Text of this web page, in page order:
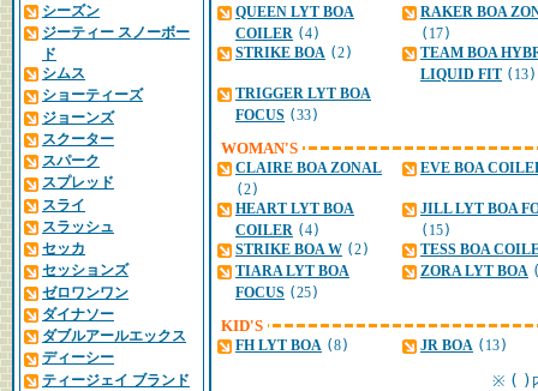
シーズン
ジーティー スノーボー
ド
シムス
ショーティーズ
ジョーンズ
スクーター
スパーク
スプレッド
スライ
スラッシュ
セッカ
セッションズ
ゼロワンワン
ダイナソー
ダブルアールエックス
ディーシー
ティージェイ ブランド
QUEEN LYT BOA
COILER (4)
RAKER BOA
( 17)
STRIKE BOA (2)
TEAM BOA
LIQUID FIT ( 13)
TRIGGER LYT BOA
FOCUS (33)
WOMAN'S
CLAIRE BOA ZONAL
(2)
EVE BOA
HEART LYT BOA
COILER (4)
JILL LYT BOA
( 15)
STRIKE BOA W (2)
TESS BOA
TIARA LYT BOA
FOCUS (25)
ZORA LYT BOA
KID'S
FH LYT BOA (8) JR BOA ( 13)
※ ( )